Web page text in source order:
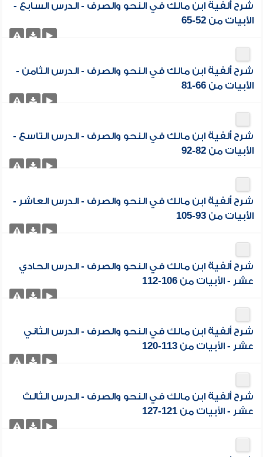
شرح ألفية ابن مالك في النحو والصرف - الدرس السابع -
الأبيات من 52-65
شرح ألفية ابن مالك في النحو والصرف - الدرس الثامن -
الأبيات من 66-81
شرح ألفية ابن مالك في النحو والصرف - الدرس التاسع -
الأبيات من 82-92
شرح ألفية ابن مالك في النحو والصرف - الدرس العاشر -
الأبيات من 93-105
شرح ألفية ابن مالك في النحو والصرف - الدرس الحادي
عشر - الأبيات من 106-112
شرح ألفية ابن مالك في النحو والصرف - الدرس الثاني
عشر - الأبيات من 113-120
شرح ألفية ابن مالك في النحو والصرف - الدرس الثالث
عشر - الأبيات من 121-127